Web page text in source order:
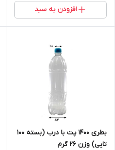
افزودن به سبد
بطری ۱۴۰۰ پت با درب (بسته ۱۰۰
تایی) وزن ۲۶ گرم